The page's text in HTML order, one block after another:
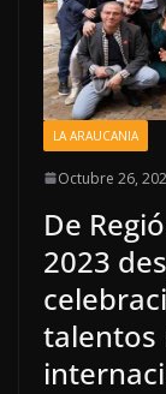
LA ARAUCANIA
Octubre 26,
De
2023
talentos